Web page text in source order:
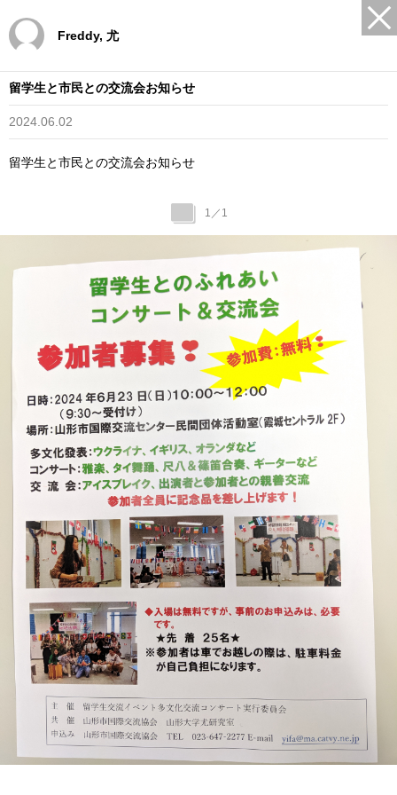
Freddy, 尤
留学生と市民との交流会お知らせ
2024.06.02
留学生と市民との交流会お知らせ
1 ／ 1